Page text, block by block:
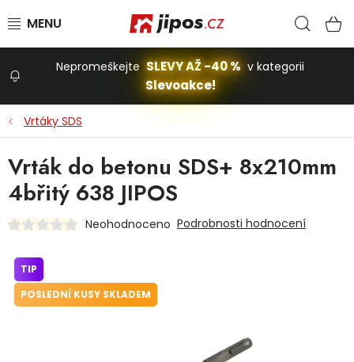
Stavba a dům
Domácnost
Nepromeškejte SLEVY AŽ -40 % v kategorii
Slevoakce!
Vrtáky SDS
Vrták do betonu SDS+ 8x210mm
4břitý 638 JIPOS
Neohodnoceno Podrobnosti hodnocení
TIP
POSLEDNÍ KUSY SKLADEM